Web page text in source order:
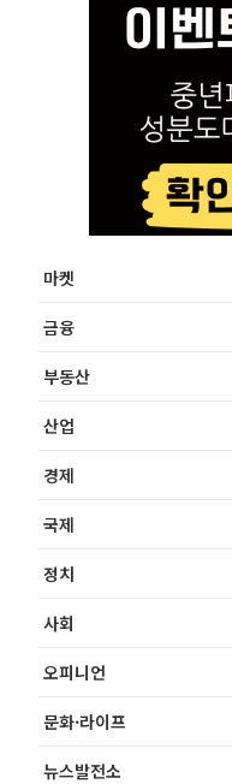
마켓
금융
부동산
산업
경제
국제
정치
사회
오피니언
문화·라이프
뉴스발전소